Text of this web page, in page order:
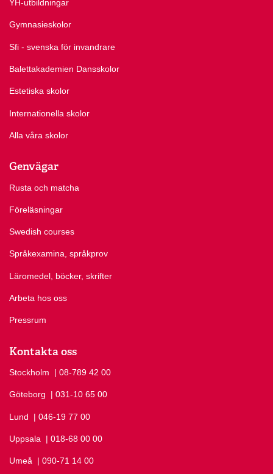
YH-utbildningar
Gymnasieskolor
Sfi - svenska för invandrare
Balettakademien Dansskolor
Estetiska skolor
Internationella skolor
Alla våra skolor
Genvägar
Rusta och matcha
Föreläsningar
Swedish courses
Språkexamina, språkprov
Läromedel, böcker, skrifter
Arbeta hos oss
Pressrum
Kontakta oss
Stockholm Ring Stockholm på
| 08-789 42 00
Göteborg Ring Göteborg på
| 031-10 65 00
Lund Ring Lund på
| 046-19 77 00
Uppsala Ring Uppsala på
| 018-68 00 00
Umeå Ring Umeå på
| 090-71 14 00